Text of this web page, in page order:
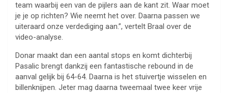
team waarbij een van de pijlers aan de kant zit. Waar moet
je je op richten? Wie neemt het over. Daarna passen we
uiteraard onze verdediging aan.”, vertelt Braal over de
video-analyse.
Donar maakt dan een aantal stops en komt dichterbij
Pasalic brengt dankzij een fantastische rebound in de
aanval gelijk bij 64-64. Daarna is het stuivertje wisselen en
billenknijpen. Jeter mag daarna tweemaal twee keer vrije